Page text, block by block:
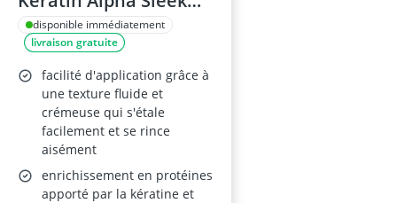
Soin Cheveux
Transformatif Lissant
– 200 ml
disponible immédiatement
livraison gratuite
facilité d'application grâce à
une texture fluide et
crémeuse qui s'étale
facilement et se rince
aisément
enrichissement en protéines
apporté par la kératine et